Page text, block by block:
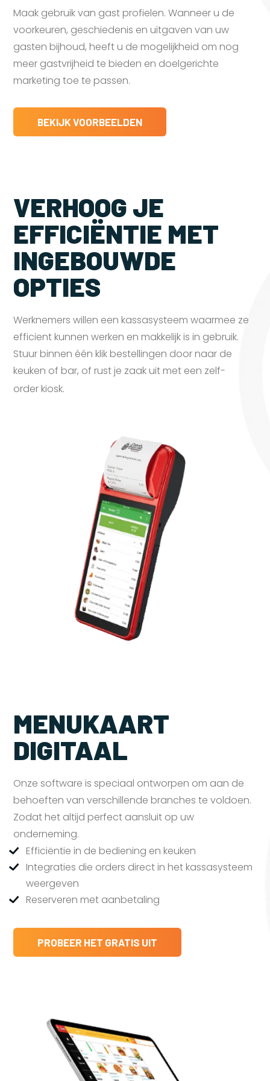
Maak gebruik van gast profielen. Wanneer u de
voorkeuren, geschiedenis en uitgaven van uw
gasten bijhoud, heeft u de mogelijkheid om nog
meer gastvrijheid te bieden en doelgerichte
marketing toe te passen.
BEKIJK VOORBEELDEN
VERHOOG JE
EFFICIËNTIE MET
INGEBOUWDE
OPTIES
Werknemers willen een kassasysteem waarmee ze
efficient kunnen werken en makkelijk is in gebruik.
Stuur binnen één klik bestellingen door naar de
keuken of bar, of rust je zaak uit met een zelf-
order kiosk.
MENUKAART
DIGITAAL
Onze software is speciaal ontworpen om aan de
behoeften van verschillende branches te voldoen.
Zodat het altijd perfect aansluit op uw
onderneming.
Efficiëntie in de bediening en keuken
Integraties die orders direct in het kassasysteem
weergeven
Reserveren met aanbetaling
PROBEER HET GRATIS UIT